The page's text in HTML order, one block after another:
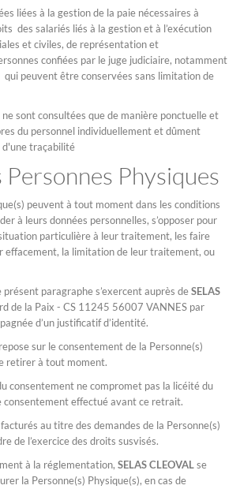
liées à la gestion de la paie nécessaires à
des salariés liés à la gestion et à l’exécution
et civiles, de représentation et
confiées par le juge judiciaire, notamment
peuvent être conservées sans limitation de
sont consultées que de manière ponctuelle et
du personnel individuellement et dûment
traçabilité
Physiques
peuvent à tout moment dans les conditions
à leurs données personnelles, s’opposer pour
particulière à leur traitement, les faire
effacement, la limitation de leur traitement, ou
présent paragraphe s’exercent auprès deSELAS
de la Paix - CS 11245 56007 VANNES par
d’un justificatif d’identité.
sur le consentement de la Personne(s)
retirer à tout moment.
consentement ne compromet pas la licéité du
effectué avant ce retrait.
au titre des demandes de la Personne(s)
de l’exercice des droits susvisés.
à la réglementation, SELAS CLEOVALse
la Personne(s) Physique(s), en cas de